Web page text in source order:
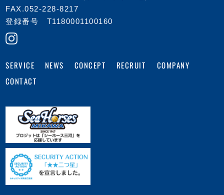
FAX.052-228-8217
登録番号 T1180001100160
SERVICE NEWS CONCEPT RECRUIT COMPANY
CONTACT